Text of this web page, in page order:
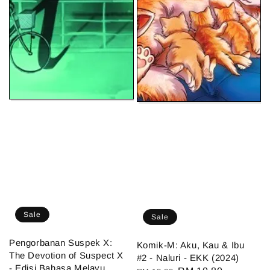
Sale
Pengorbanan Suspek X:
The Devotion of Suspect X
Sale
Komik-M: Aku, Kau & Ibu
#2 - Naluri - EKK (2024)